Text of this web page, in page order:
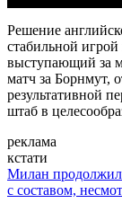
Решение
стабильной
выступающий за
матч за Борнмут,
результативной
штаб в
реклама
кстати
Милан продолжил
с составом,